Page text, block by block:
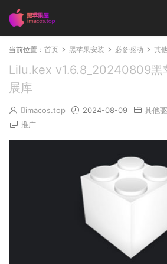
当前位置： 首页 黑苹果安装 必备驱动 其
Lilu.kex v1.6.8_20240809黑
展库
imacos.top 2024-08-09 其他
推广